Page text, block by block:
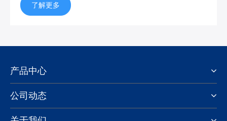
了解更多
产品中心
公司动态